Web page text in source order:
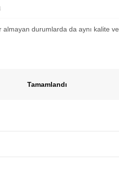
durumlarda da aynı kalite ve
Tamamlandı